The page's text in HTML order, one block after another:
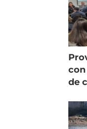
de